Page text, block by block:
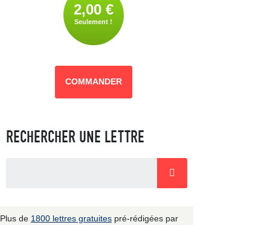
2,00 €
Seulement !
COMMANDER
RECHERCHER UNE LETTRE
Plus de 1800 lettres gratuites pré-rédigées par